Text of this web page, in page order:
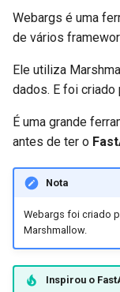
Webargs é uma
de vários
Ele utiliza
dados. E foi
É uma grande
antes de ter o
Nota
Webargs foi criado
Marshmallow.
Inspirou o